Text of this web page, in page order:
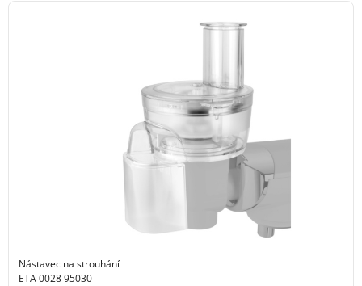
Nástavec na strouhání
ETA 0028 95030